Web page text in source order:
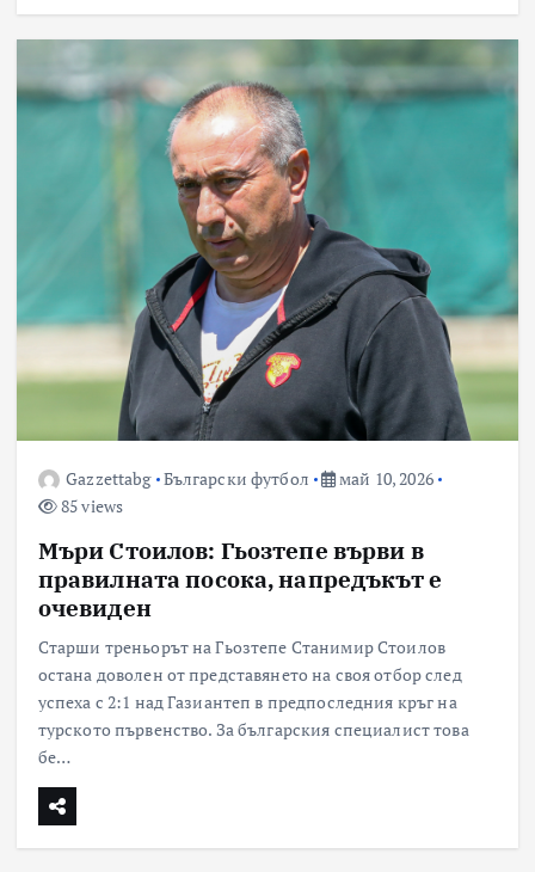
Gazzettabg Български футбол
май 10, 2026
85 views
Мъри Стоилов: Гьозтепе върви в
правилната посока, напредъкът е
очевиден
Старши треньорът на Гьозтепе Станимир Стоилов
остана доволен от представянето на своя отбор след
успеха с 2:1 над Газиантеп в предпоследния кръг на
турското първенство. За българския специалист това
бе…